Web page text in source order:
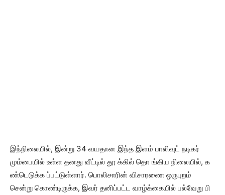
இந்நிலையில், இன்று 34 வயதான இந்த இளம் பாலிவுட் நடிகர்
மும்பையில் உள்ள தனது வீட்டில் தூ க்கில் தொ ங்கிய நிலையில், க
ண்டெடுக்க ப்பட்டுள்ளார். பொலிசாரின் விசாரணை ஒருபுறம்
சென்று கொண்டிருக்க, இவர் தனிப்பட்ட வாழ்க்கையில் பல்வேறு பி